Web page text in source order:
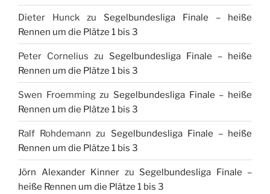
Dieter Hunck zu Segelbundesliga Finale – heiße
Rennen um die Plätze 1 bis 3
Peter Cornelius zu Segelbundesliga Finale – heiße
Rennen um die Plätze 1 bis 3
Swen Froemmingzu Segelbundesliga Finale – heiße
Rennen um die Plätze 1 bis 3
Ralf Rohdemann zu Segelbundesliga Finale – heiße
Rennen um die Plätze 1 bis 3
Jörn Alexander Kinner zu Segelbundesliga Finale –
heiße Rennen um die Plätze 1 bis 3